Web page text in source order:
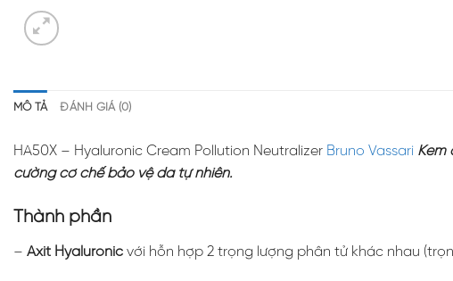
MÔ TẢ ĐÁNH GIÁ (0)
HA50X – Hyaluronic Cream Pollution Neutralizer Bruno Vassari Kem
cường cơ chế bảo vệ da tự nhiên.
Thành phần
– Axit Hyaluronic với hỗn hợp 2 trọng lượng phân tử khác nhau